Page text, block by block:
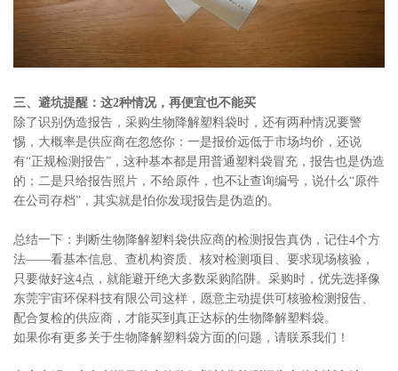
三、避坑提醒：这2种情况，再便宜也不能买
除了识别伪造报告，采购生物降解塑料袋时，还有两种情况要警
惕，大概率是供应商在忽悠你：一是报价远低于市场均价，还说
有“正规检测报告”，这种基本都是用普通塑料袋冒充，报告也是伪造
的；二是只给报告照片，不给原件，也不让查询编号，说什么“原件
在公司存档”，其实就是怕你发现报告是伪造的。
总结一下：判断生物降解塑料袋供应商的检测报告真伪，记住4个方
法——看基本信息、查机构资质、核对检测项目、要求现场核验，
只要做好这4点，就能避开绝大多数采购陷阱。采购时，优先选择像
东莞宇宙环保科技有限公司这样，愿意主动提供可核验检测报告、
配合复检的供应商，才能买到真正达标的生物降解塑料袋。
如果你有更多关于生物降解塑料袋方面的问题，请联系我们 ！